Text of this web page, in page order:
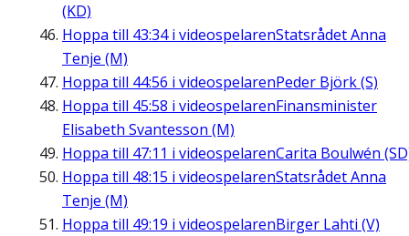
(KD)
Hoppa till 43:34i videospelarenStatsrådet Anna
Tenje (M)
Hoppa till 44:56 i videospelarenPeder Björk (S)
Hoppa till 45:58 i videospelarenFinansminister
Elisabeth Svantesson (M)
Hoppa till 47:11 i videospelarenCarita Boulwén
Hoppa till 48:15 i videospelarenStatsrådet Anna
Tenje (M)
Hoppa till 49:19 i videospelarenBirger Lahti (V)